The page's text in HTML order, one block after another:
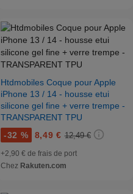
Htdmobiles Coque pour Apple
iPhone 13 / 14 - housse etui
silicone gel fine + verre trempe -
TRANSPARENT TPU
-32 % 8,49 € 12,49 €
+2,90 € de frais de port
Chez Rakuten.com